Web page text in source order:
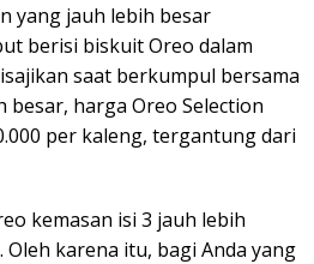
yang jauh lebih besar
berisi biskuit Oreo dalam
saat berkumpul bersama
harga Oreo Selection
per kaleng, tergantung dari
kemasan isi 3 jauh lebih
karena itu, bagi Anda yang